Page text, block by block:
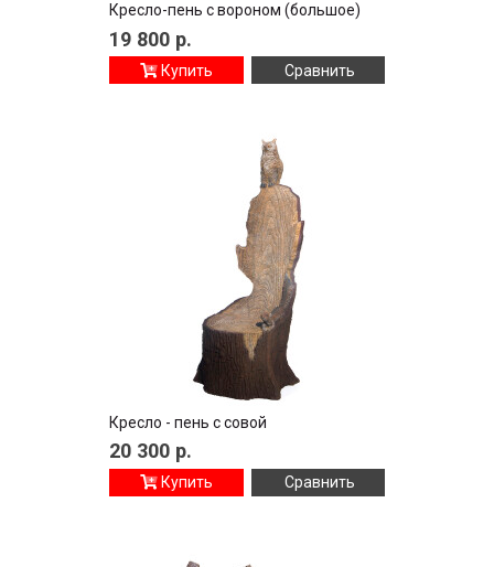
Кресло-пень с вороном (большое)
19 800 р.
Купить Сравнить
Кресло - пень с совой
20 300 р.
Купить Сравнить